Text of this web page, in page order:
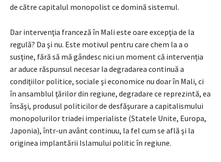
de către capitalul monopolist ce domină sistemul.
Dar intervenţia franceză în Mali este oare excepţia de la
regulă? Da şi nu. Este motivul pentru care chem la a o
susţine, fără să mă gândesc nici un moment că intervenția
ar aduce răspunsul necesar la degradarea continuă a
condiţiilor politice, sociale şi economice nu doar în Mali, ci
în ansamblul ţărilor din regiune, degradare ce reprezintă, ea
însăşi, produsul politicilor de desfăşurare a capitalismului
monopolurilor triadei imperialiste (Statele Unite, Europa,
Japonia), într-un avânt continuu, la fel cum se află şi la
originea implantării Islamului politic în regiune.